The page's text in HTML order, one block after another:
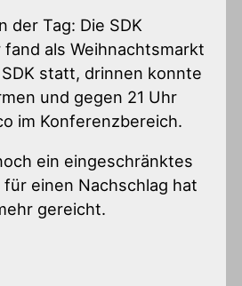
der Tag: Die SDK
als Weihnachtsmarkt
statt, drinnen konnte
und gegen 21 Uhr
im Konferenzbereich.
ein eingeschränktes
einen Nachschlag hat
gereicht.